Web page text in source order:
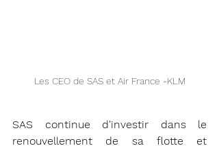
Les CEO de SAS et Air France -KLM
SAS continue d'investir dans le
renouvellement de sa flotte et